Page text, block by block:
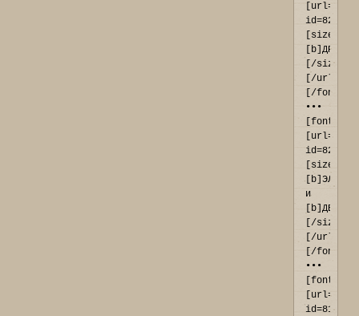
[size=11]
[/size]
[/url]
[/font]
•••
[size=11]
и
[/size]
[/url]
[/font]
•••